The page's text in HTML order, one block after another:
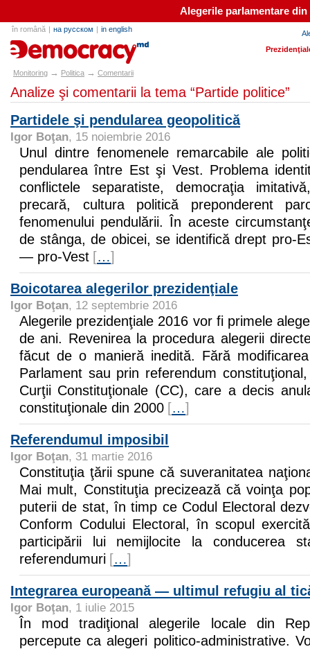
Alegerile parlamentare
în română | на русском | in english
e-democracy.md
Monitoring → Politica → Comentarii
Analize şi comentarii la tema “Partide politice”
Partidele şi pendularea geopolitică
Igor Boţan, 15 noiembrie 2016
Unul dintre fenomenele remarcabile ale
pendularea între Est şi Vest. Problema
conflictele separatiste, democraţia
precară, cultura politică preponderent
fenomenului pendulării. În aceste
de stânga, de obicei, se identifică drept pro-
— pro-Vest […]
Boicotarea alegerilor prezidenţiale
Igor Boţan, 12 septembrie 2016
Alegerile prezidenţiale 2016 vor fi primele
de ani. Revenirea la procedura alegerii
făcut de o manieră inedită. Fără
Parlament sau prin referendum
Curţii Constituţionale (CC), care a decis
constituţionale din 2000 […]
Referendumul imposibil
Igor Boţan, 31 martie 2016
Constituţia ţării spune că suveranitatea
Mai mult, Constituţia precizează că voinţa
puterii de stat, în timp ce Codul Electoral
Conform Codului Electoral, în scopul
participării lui nemijlocite la conducerea
referendumuri […]
Integrarea europeană — ultimul refugiu al
Igor Boţan, 1 iulie 2015
În mod tradiţional alegerile locale din
percepute ca alegeri politico-administrative.